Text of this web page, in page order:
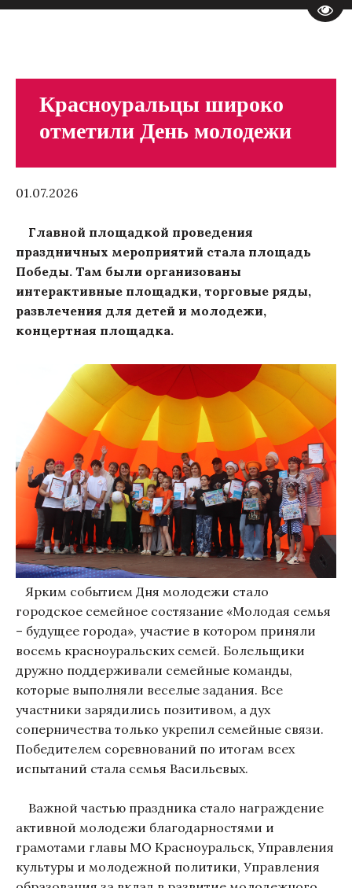
Красноуральцы широко
отметили День молодежи
01.07.2026
Главной площадкой проведения
праздничных мероприятий стала площадь
Победы. Там были организованы
интерактивные площадки, торговые ряды,
развлечения для детей и молодежи,
концертная площадка.
Ярким событием Дня молодежи стало
городское семейное состязание «Молодая семья
– будущее города», участие в котором приняли
восемь красноуральских семей. Болельщики
дружно поддерживали семейные команды,
которые выполняли веселые задания. Все
участники зарядились позитивом, а дух
соперничества только укрепил семейные связи.
Победителем соревнований по итогам всех
испытаний стала семья Васильевых.
Важной частью праздника стало награждение
активной молодежи благодарностями и
грамотами главы МО Красноуральск, Управления
культуры и молодежной политики, Управления